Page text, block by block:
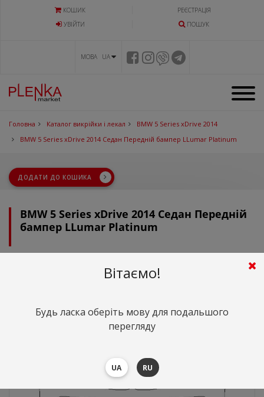
КОШИК
РЕЄСТРАЦІЯ
УВIЙТИ
ПОШУК
МОВА UA
Головна Каталог викрійки і лекал
BMW 5 Series xDrive 2014
BMW 5 Series xDrive 2014 Седан Передній бампер LLumar Platinum
ДОДАТИ ДО КОШИКА
BMW 5 Series xDrive 2014 Седан Передній
бампер LLumar Platinum
грн. ($164.72)
Вітаємо!
Будь ласка оберіть мову для подальшого
перегляду
UA RU